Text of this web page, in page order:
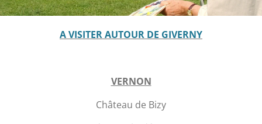
A VISITER AUTOUR DE GIVERNY
VERNON
Château de Bizy